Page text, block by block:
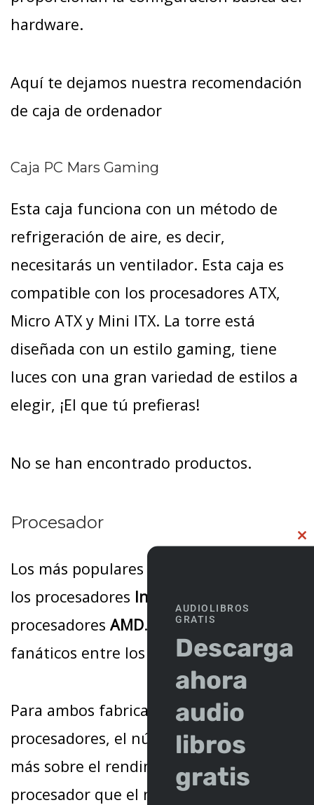
hardware.
Aquí te dejamos nuestra recomendación
de caja de ordenador
Caja PC Mars Gaming
Esta caja funciona con un método de
refrigeración de aire, es decir,
necesitarás un ventilador. Esta caja es
compatible con los procesadores ATX,
Micro ATX y Mini ITX. La torre está
diseñada con un estilo gaming, tiene
luces con una gran variedad de estilos a
elegir, ¡El que tú prefieras!
No se han encontrado productos.
Procesador
Los más populares en el mercado son
los procesadores Intel
procesadores AMD. Cada uno tiene sus
fanáticos entre los compradores.
Para ambos fabricantes de
procesadores, el número de núcleos dice
más sobre el rendimiento del
procesador que el número de serie:
AUDIOLIBROS
GRATIS
Descarga
ahora
audio
libros
gratis